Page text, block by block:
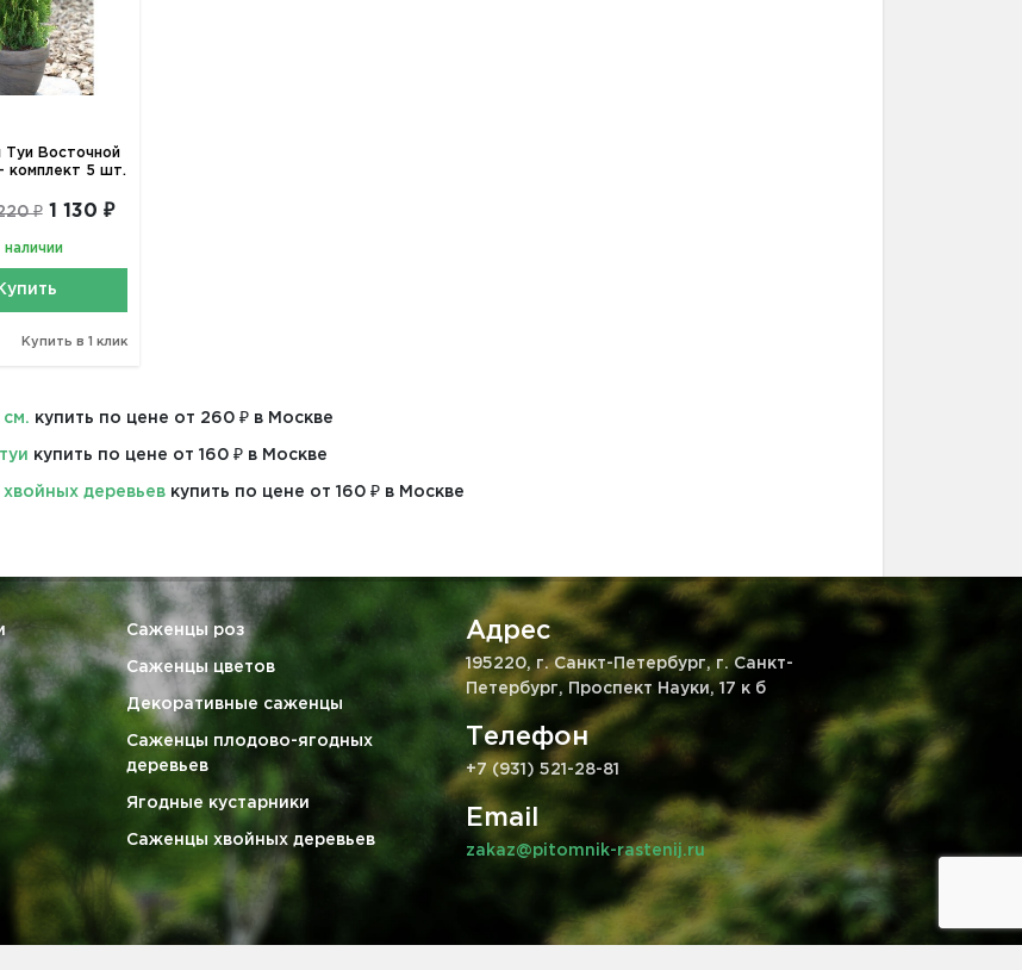
Восточной
комплект 5 шт.
₽ 1 130 ₽
наличии
Купить в 1 клик
см. купить по цене от 260 ₽ в Москве
купить по цене от 160 ₽ в Москве
деревьев купить по цене от 160 ₽ в Москве
Саженцы роз
Саженцы цветов
Декоративные саженцы
Саженцы плодово-ягодных
деревьев
Ягодные кустарники
Саженцы хвойных деревьев
Адрес
195220, г. Санкт-Петербург, г. Санкт-
Петербург, Проспект Науки, 17 к б
Телефон
+7 (931) 521-28-81
Email
zakaz@pitomnik-rastenij.ru